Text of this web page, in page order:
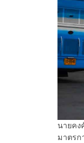
นายคง
มาตรก